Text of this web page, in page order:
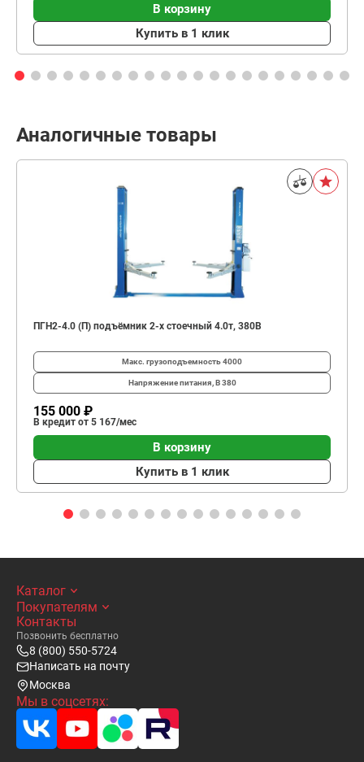
В корзину
Купить в 1 клик
Аналогичные товары
ПГН2-4.0 (П) подъёмник 2-х стоечный 4.0т, 380В
Макс. грузоподъемность4000
Напряжение питания, В380
155 000 ₽
В кредит от 5 167/мес
В корзину
Купить в 1 клик
Каталог
Покупателям
Контакты
Позвонить бесплатно
8 (800) 550-5724
Написать на почту
Москва
Мы в соцсетях: